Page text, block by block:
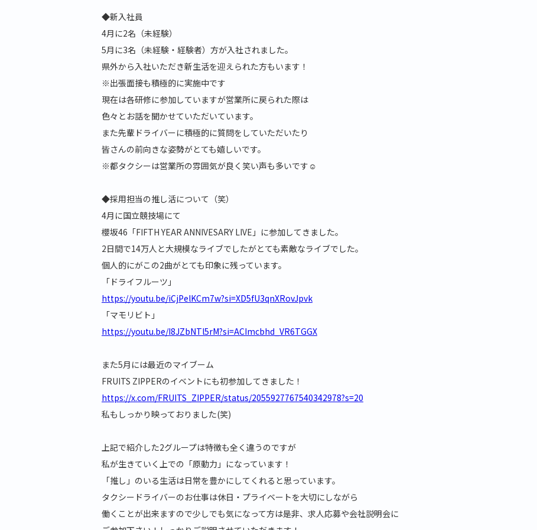
◆新入社員
4月に2名（未経験）
5月に3名（未経験・経験者）方が入社されました。
県外から入社いただき新生活を迎えられた方もいます！
※出張面接も積極的に実施中です
現在は各研修に参加していますが営業所に戻られた際は
色々とお話を聞かせていただいています。
また先輩ドライバーに積極的に質問をしていただいたり
皆さんの前向きな姿勢がとても嬉しいです。
※都タクシーは営業所の雰囲気が良く笑い声も多いです☺
◆採用担当の推し活について（笑）
4月に国立競技場にて
櫻坂46「FIFTH YEAR ANNIVESARY LIVE」に参加してきました。
2日間で14万人と大規模なライブでしたがとても素敵なライブでした。
個人的にがこの2曲がとても印象に残っています。
「ドライフルーツ」
https://youtu.be/iCjPelKCm7w?si=XD5fU3qnXRovJpvk
「マモリビト」
https://youtu.be/I8JZbNTl5rM?si=ACImcbhd_VR6TGGX
また5月には最近のマイブーム
FRUITS ZIPPERのイベントにも初参加してきました！
https://x.com/FRUITS_ZIPPER/status/2055927767540342978?s=20
私もしっかり映っておりました(笑)
上記で紹介した2グループは特徴も全く違うのですが
私が生きていく上での「原動力」になっています！
「推し」のいる生活は日常を豊かにしてくれると思っています。
タクシードライバーのお仕事は休日・プライベートを大切にしながら
働くことが出来ますので少しでも気になって方は是非、求人応募や会社説明会に